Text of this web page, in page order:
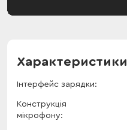
Характеристики
Інтерфейс зарядки
Конструкція
мікрофону